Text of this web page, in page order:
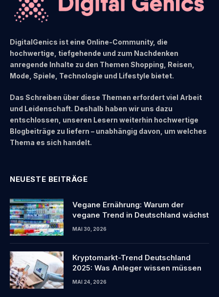
DigitalGenics ist eine Online-Community, die
hochwertige, tiefgehende und zum Nachdenken
anregende Inhalte zu den Themen Shopping, Reisen,
Mode, Spiele, Technologie und Lifestyle bietet.
Das Schreiben über diese Themen erfordert viel Arbeit
und Leidenschaft. Deshalb haben wir uns dazu
entschlossen, unseren Lesern weiterhin hochwertige
Blogbeiträge zu liefern – unabhängig davon, um welches
Thema es sich handelt.
NEUESTE BEITRÄGE
Vegane Ernährung: Warum der
vegane Trend in Deutschland wächst
MAI 30, 2026
Kryptomarkt-Trend Deutschland
2025: Was Anleger wissen müssen
MAI 24, 2026